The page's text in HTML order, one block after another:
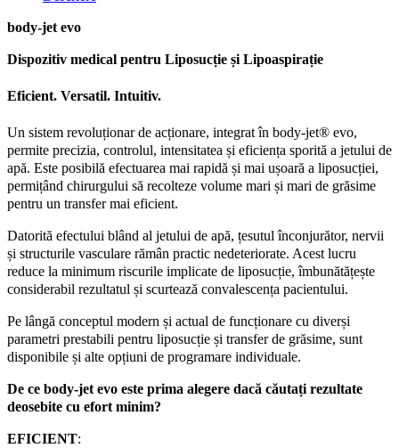
body-jet evo
Dispozitiv medical pentru Liposucție și Lipoaspirație
Eficient. Versatil. Intuitiv.
Un sistem revoluționar de acționare, integrat în body-jet® evo,
permite precizia, controlul, intensitatea și eficiența sporită a jetului de
apă. Este posibilă efectuarea mai rapidă și mai ușoară a liposucției,
permițând chirurgului să recolteze volume mari și mari de grăsime
pentru un transfer mai eficient.
Datorită efectului blând al jetului de apă, țesutul înconjurător, nervii
și structurile vasculare rămân practic nedeteriorate. Acest lucru
reduce la minimum riscurile implicate de liposucție, îmbunătățește
considerabil rezultatul și scurtează convalescența pacientului.
Pe lângă conceptul modern și actual de funcționare cu diverși
parametri prestabili pentru liposucție și transfer de grăsime, sunt
disponibile și alte opțiuni de programare individuale.
De ce body-jet evo este prima alegere dacă căutați rezultate
deosebite cu efort minim?
EFICIENT: